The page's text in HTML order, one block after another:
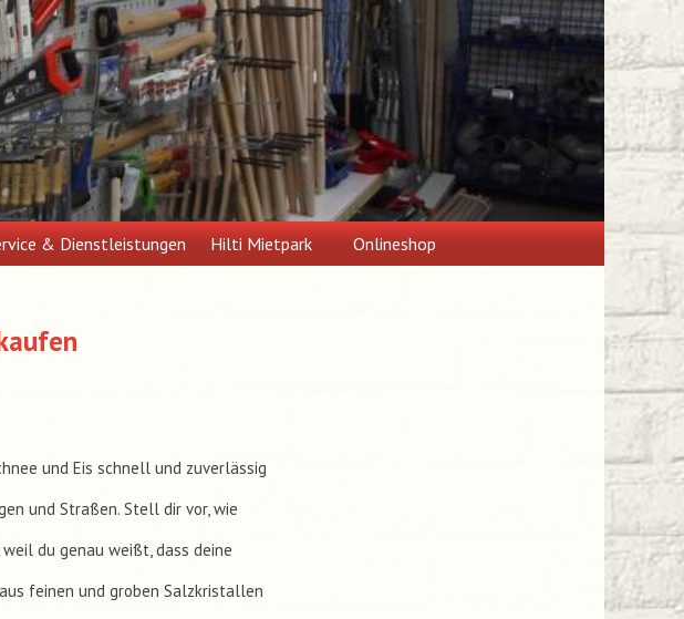
& Dienstleistungen Hilti Mietpark Onlineshop
und Eis schnell und zuverlässig
und Straßen. Stell dir vor, wie
du genau weißt, dass deine
feinen und groben Salzkristallen